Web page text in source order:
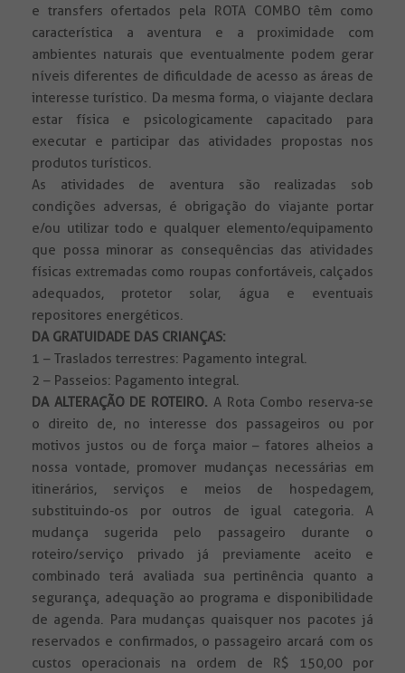
e transfers ofertados pela ROTA COMBO têm como
característica a aventura e a proximidade com
ambientes naturais que eventualmente podem gerar
níveis diferentes de dificuldade de acesso as áreas de
interesse turístico. Da mesma forma, o viajante declara
estar física e psicologicamente capacitado para
executar e participar das atividades propostas nos
produtos turísticos.
As atividades de aventura são realizadas sob
condições adversas, é obrigação do viajante portar
e/ou utilizar todo e qualquer elemento/equipamento
que possa minorar as consequências das atividades
físicas extremadas como roupas confortáveis, calçados
adequados, protetor solar, água e eventuais
repositores energéticos.
DA GRATUIDADE DAS CRIANÇAS:
1 – Traslados terrestres: Pagamento integral.
2 – Passeios: Pagamento integral.
DA ALTERAÇÃO DE ROTEIRO. A Rota Combo reserva-se
o direito de, no interesse dos passageiros ou por
motivos justos ou de força maior – fatores alheios a
nossa vontade, promover mudanças necessárias em
itinerários, serviços e meios de hospedagem,
substituindo-os por outros de igual categoria. A
mudança sugerida pelo passageiro durante o
roteiro/serviço privado já previamente aceito e
combinado terá avaliada sua pertinência quanto a
segurança, adequação ao programa e disponibilidade
de agenda. Para mudanças quaisquer nos pacotes já
reservados e confirmados, o passageiro arcará com os
custos operacionais na ordem de R$ 150,00 por